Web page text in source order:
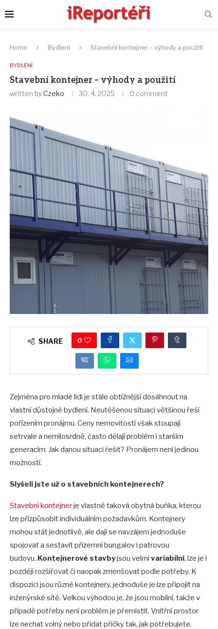
Home Bydlení Stavební kontejner – výhody a použití
BYDLENÍ
Stavební kontejner – výhody a použití
written byCzeko 30. 4. 2025 0 comment
SHARE 0
Zejména pro mladé lidi je stále obtížnější dosáhnout na
vlastní důstojné bydlení. Neutěšenou situaci většinou řeší
pořízením pronájmu. Ceny nemovitostí však stoupají
setrvale a nemilosrdně, často dělají problém i starším
generacím. Jak danou situaci řešit? Pronájem není jedinou
možností.
Slyšeli jste už o stavebních kontejnerech?
Stavební kontejnerje vlastně taková obytná buňka, kterou
lze přizpůsobit individuálním požadavkům. Kontejnery
mohou stát jednotlivě, ale dají se navzájem jednoduše
spojovat a sestavit přízemní bungalov i patrovou
budovu. Kontejnerové stavbyjsou velmi variabilní, lze je i
později rozšiřovat či naopak zmenšovat podle potřeby. K
dispozici jsou různé kontejnery, jednoduše je lze připojit na
inženýrské sítě. Velkou výhodou je, že jsou mobilní, takže v
případě potřeby není problém je přemístit. Vnitřní prostor
lze nechat volný nebo přidat příčky tak, jak potřebujete.